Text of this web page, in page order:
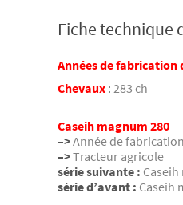
Fiche technique
Années de fabrication
Chevaux : 283 ch
Caseih magnum 280
–>Année de
–>Tracteur agricole
série suivante :
série d’avant : Caseih